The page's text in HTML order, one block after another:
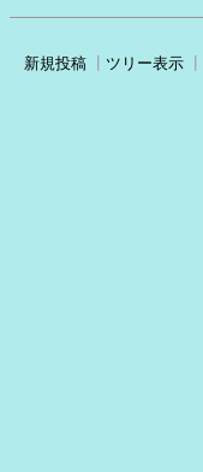
新規投稿
ツリー表示